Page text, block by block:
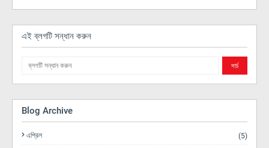
এই ব্লগটি সন্ধান করুন
Blog Archive
এপ্রিল (5)